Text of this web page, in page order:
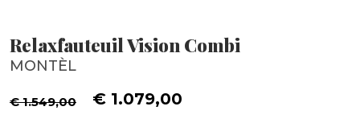
Relaxfauteuil Vision Combi
MONTÈL
€ 1.549,00 € 1.079,00